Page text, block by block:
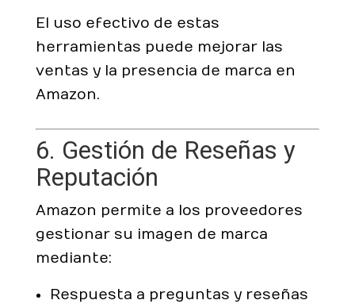
El uso efectivo de estas
herramientas puede mejorar las
ventas y la presencia de marca en
Amazon.
6. Gestión de Reseñas y
Reputación
Amazon permite a los proveedores
gestionar su imagen de marca
mediante:
Respuesta a preguntas y reseñas